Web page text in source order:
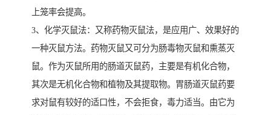
上笼率会提高。
3、化学灭鼠法：又称药物灭鼠法，是应用广、效果好的
一种灭鼠方法。药物灭鼠又可分为肠毒物灭鼠和熏蒸灭
鼠。作为灭鼠所用的肠道灭鼠药，主要是有机化合物，
其次是无机化合物和植物及其提取物。胃肠道灭鼠药要
求对鼠有较好的适口性，不会拒食，毒力适当。由它为